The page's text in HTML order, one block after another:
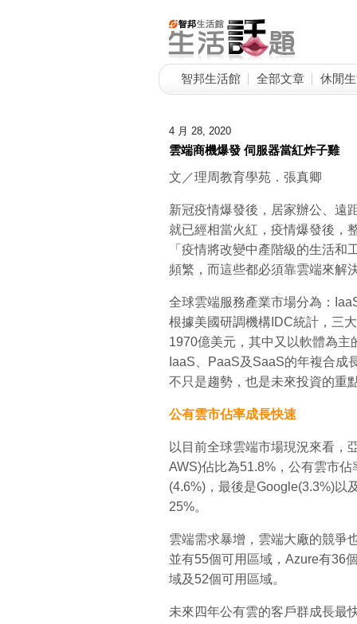
智邦生活館 全部文章 休閒
4 月 28, 2020
雲端商機爆發 伺服器當紅炸子雞
文／理周教育學苑．張真卿
新冠疫情爆發後，居家辦公、遠
就已經相當火紅，疫情爆發後，
「疫情將改變中產階級的生活
頻繁，而這些都必須靠雲端來解
全球雲端服務產業市場分為：
根據美國研調機構IDC統計，三
1970億美元，其中又以軟體為
IaaS、PaaS及SaaS的年複合成
不只是趨勢，也是未來投資的重
公有雲市佔率成長快速
以目前全球雲端市場現況來看，
AWS)佔比為51.8%，公有雲市
(4.6%)，最後是Google(3.3%)以
25%。
雲端需求暴增，雲端大廠的競爭
並有55個可用區域，Azure有36
域及52個可用區域。
未來四年公有雲的客戶群成長最